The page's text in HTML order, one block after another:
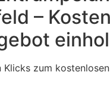
–
Klicks zum